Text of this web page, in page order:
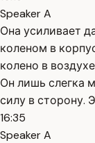
Speaker A
Она усиливает
коленом в
колено в
Он лишь слегка
силу в сторону.
16:35
Speaker A